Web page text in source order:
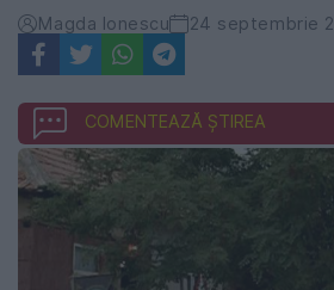
Magda Ionescu 24 septembrie
COMENTEAZĂ ȘTIREA